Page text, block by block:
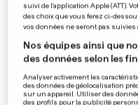
par
Source préférée
suivi de l'application Apple (ATT).
des choix que vous ferez ci-
vos données ne seront pas
Nos équipes ainsi que
des données selon les
Analyser activement les
des données de géolocalisation
sur un appareil. Utiliser des
des profils pour la publicité